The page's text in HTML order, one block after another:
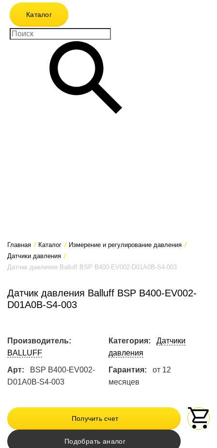
Каталог
Главная / Каталог / Измерение и регулирование давления /
Датчики давления /
Датчик давления Balluff BSP B400-EV002-D01A0B-S4-003
Датчик давления Balluff BSP B400-EV002-
D01A0B-S4-003
Производитель:
BALLUFF
Категория:
Датчики
давления
Арт:
BSP B400-EV002-
D01A0B-S4-003
Гарантия:
от 12
месяцев
Получить счет
Подобрать аналог